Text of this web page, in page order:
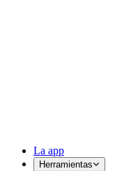
La app
Herramientas